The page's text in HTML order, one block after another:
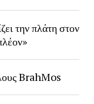
την πλάτη στον
BrahMos